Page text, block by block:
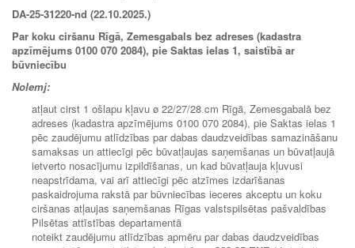
DA-25-31220-nd (22.10.2025.)
Par koku ciršanu Rīgā, Zemesgabals bez adreses (kadastra
apzīmējums 0100 070 2084), pie Saktas ielas 1, saistībā ar
būvniecību
Nolemj:
atļaut cirst 1 ošlapu kļavu ø 22/27/28 cm Rīgā, Zemesgabalā bez
adreses (kadastra apzīmējums 0100 070 2084), pie Saktas ielas 1
pēc zaudējumu atlīdzības par dabas daudzveidības samazināšanu
samaksas un attiecīgi pēc būvatļaujas saņemšanas un būvatļaujā
ietverto nosacījumu izpildīšanas, un kad būvatļauja kļuvusi
neapstrīdama, vai arī attiecīgi pēc atzīmes izdarīšanas
paskaidrojuma rakstā par būvniecības ieceres akceptu un koku
ciršanas atļaujas saņemšanas Rīgas valstspilsētas pašvaldības
Pilsētas attīstības departamentā
noteikt zaudējumu atlīdzības apmēru par dabas daudzveidības